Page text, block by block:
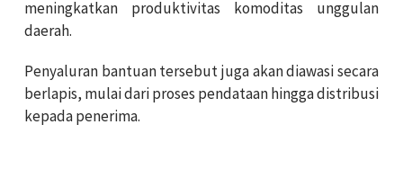
meningkatkan produktivitas komoditas unggulan
daerah.
Penyaluran bantuan tersebut juga akan diawasi secara
berlapis, mulai dari proses pendataan hingga distribusi
kepada penerima.